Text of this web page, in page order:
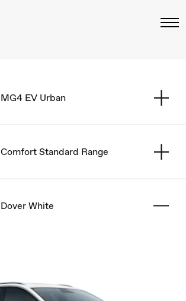
MG4 EV Urban
Comfort Standard Range
Dover White